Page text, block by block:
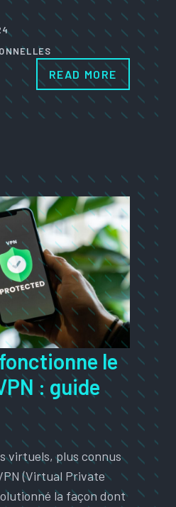
READ MORE
le
: guide
virtuels, plus connus
(Virtual Private
la façon dont